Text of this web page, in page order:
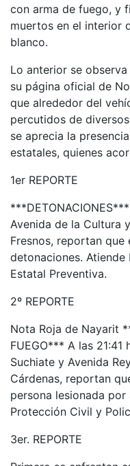
con arma de fuego, y
muertos en el interior
blanco.
Lo anterior se
su página oficial de
que alrededor del
percutidos de
se aprecia la
estatales, quienes
1er REPORTE
Avenida de la Cultura
Fresnos, reportan que
detonaciones.
Estatal Preventiva.
2º REPORTE
Nota Roja de Nayarit
FUEGO*** A las 21:41
Suchiate y Avenida
Cárdenas, reportan
persona lesionada
Protección Civil y
3er. REPORTE